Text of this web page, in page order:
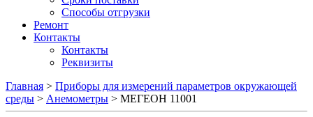
Способы отгрузки
Ремонт
Контакты
Контакты
Реквизиты
Главная > Приборы для измерений параметров окружающей
среды > Анемометры > МЕГЕОН 11001